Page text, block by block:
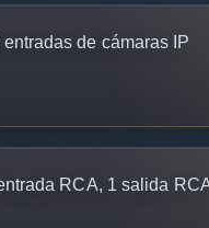
entradas de cámaras IP
RCA, 1 salida